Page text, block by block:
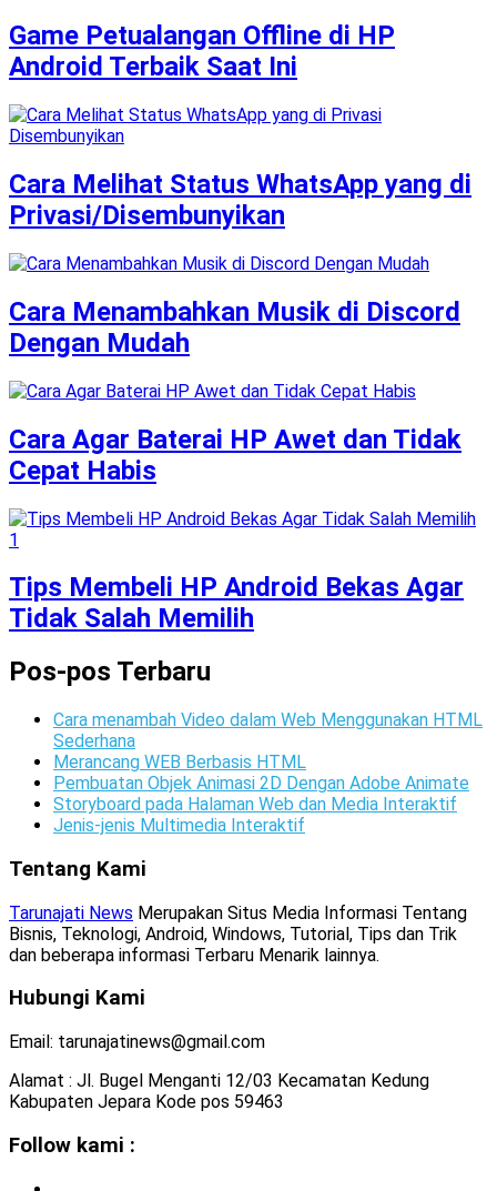
Game Petualangan Offline di HP
Android Terbaik Saat Ini
Cara Melihat Status WhatsApp yang di
Privasi/Disembunyikan
Cara Menambahkan Musik di Discord
Dengan Mudah
Cara Agar Baterai HP Awet dan Tidak
Cepat Habis
Tips Membeli HP Android Bekas Agar
Tidak Salah Memilih
Pos-pos Terbaru
Cara menambah Video dalam Web Menggunakan HTML
Sederhana
Merancang WEB Berbasis HTML
Pembuatan Objek Animasi 2D Dengan Adobe Animate
Storyboard pada Halaman Web dan Media Interaktif
Jenis-jenis Multimedia Interaktif
Tentang Kami
Tarunajati News Merupakan Situs Media Informasi Tentang
Bisnis, Teknologi, Android, Windows, Tutorial, Tips dan Trik
dan beberapa informasi Terbaru Menarik lainnya.
Hubungi Kami
Email: tarunajatinews@gmail.com
Alamat : Jl. Bugel Menganti 12/03 Kecamatan Kedung
Kabupaten Jepara Kode pos 59463
Follow kami :